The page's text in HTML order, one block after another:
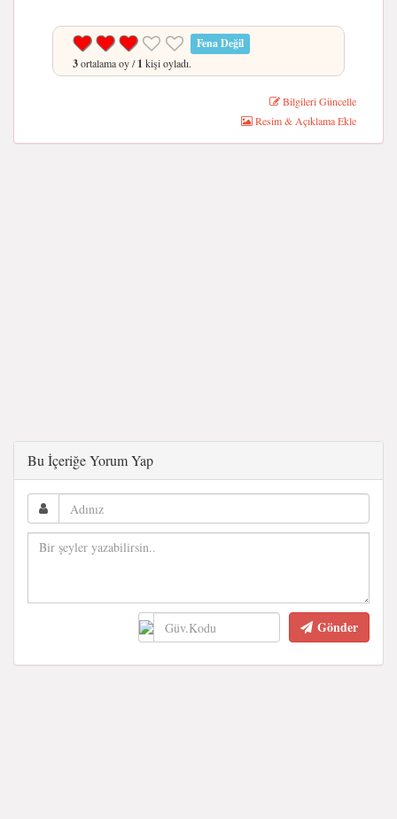
Fena Değil
3ortalama oy /1 kişi oyladı.
Bilgileri Güncelle
Resim & Açıklama Ekle
Bu İçeriğe Yorum Yap
Gönder